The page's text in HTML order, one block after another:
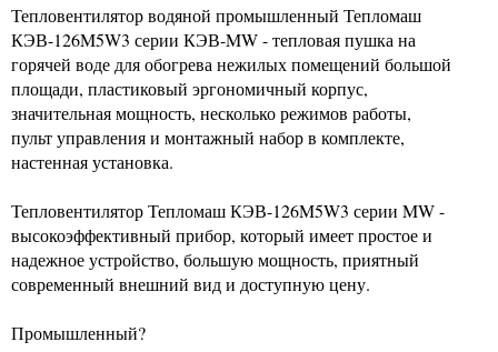
Тепловентилятор водяной промышленный Тепломаш
КЭВ-126M5W3 серии КЭВ-MW - тепловая пушка на
горячей воде для обогрева нежилых помещений большой
площади, пластиковый эргономичный корпус,
значительная мощность, несколько режимов работы,
пульт управления и монтажный набор в комплекте,
настенная установка.
Тепловентилятор Тепломаш КЭВ-126M5W3 серии MW -
высокоэффективный прибор, который имеет простое и
надежное устройство, большую мощность, приятный
современный внешний вид и доступную цену.
Промышленный?